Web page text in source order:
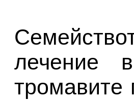
лечение
тромавите